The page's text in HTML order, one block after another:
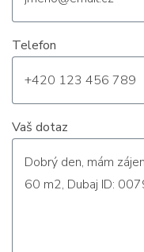
Telefon
Vaš dotaz